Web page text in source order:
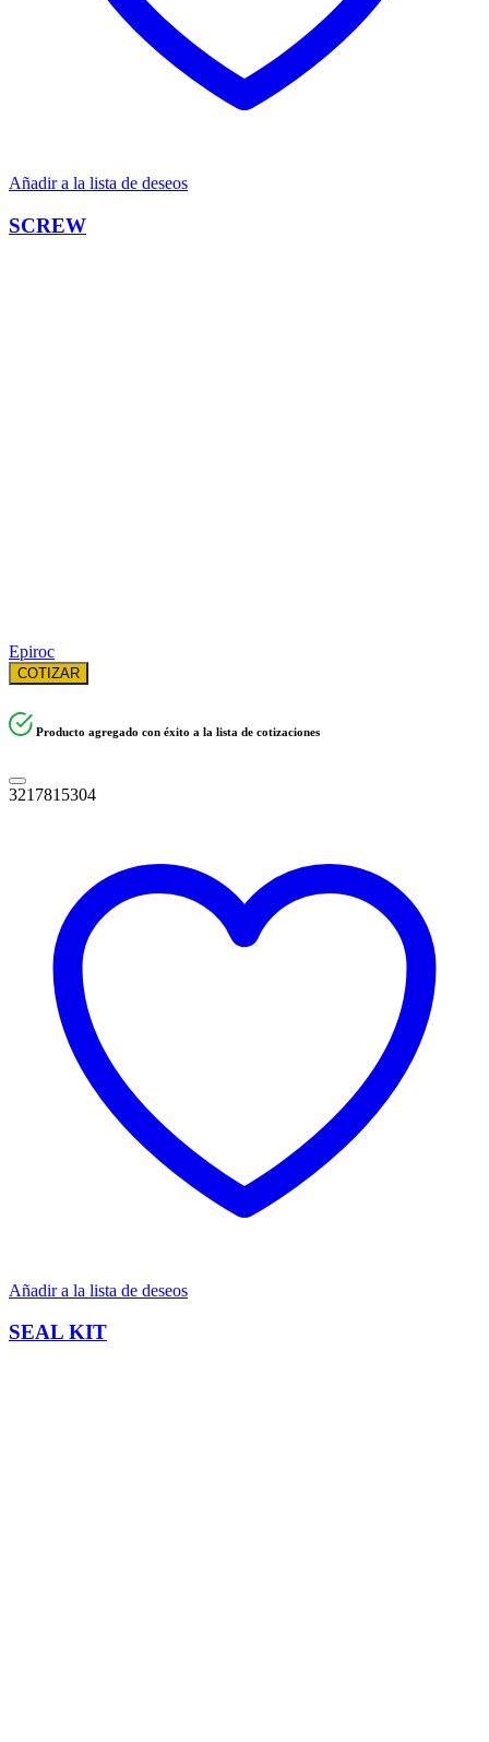
Añadir a la lista de deseos
SCREW
Epiroc
COTIZAR
Producto agregado con éxito a la lista de cotizaciones
3217815304
Añadir a la lista de deseos
SEAL KIT